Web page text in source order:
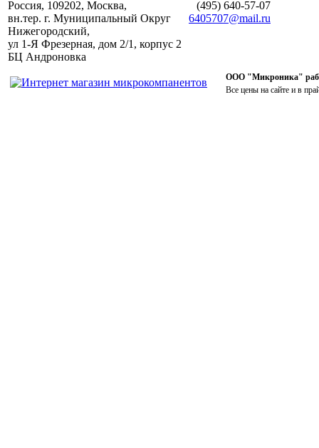
Россия, 109202, Москва,
вн.тер. г. Муниципальный Округ
Нижегородский,
ул 1-Я Фрезерная, дом 2/1, корпус 2
БЦ Андроновка
(495) 640-57-07
6405707@mail.ru
ООО "Микроника"
Все цены на сайте и в